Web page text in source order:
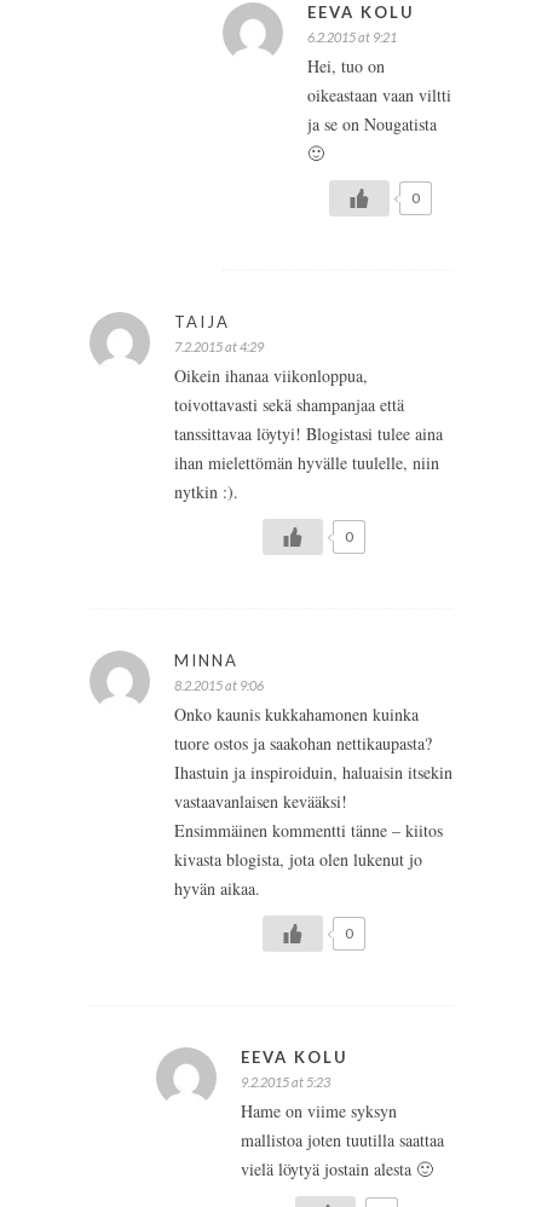
EEVA KOLU
6.2.2015 at 9:21
Hei, tuo on
oikeastaan vaan viltti
ja se on Nougatista
🙂
0
TAIJA
7.2.2015 at 4:29
Oikein ihanaa viikonloppua,
toivottavasti sekä shampanjaa että
tanssittavaa löytyi! Blogistasi tulee aina
ihan mielettömän hyvälle tuulelle, niin
nytkin :).
0
MINNA
8.2.2015 at 9:06
Onko kaunis kukkahamonen kuinka
tuore ostos ja saakohan nettikaupasta?
Ihastuin ja inspiroiduin, haluaisin itsekin
vastaavanlaisen kevääksi!
Ensimmäinen kommentti tänne – kiitos
kivasta blogista, jota olen lukenut jo
hyvän aikaa.
0
EEVA KOLU
9.2.2015 at 5:23
Hame on viime syksyn
mallistoa joten tuutilla saattaa
vielä löytyä jostain alesta 🙂